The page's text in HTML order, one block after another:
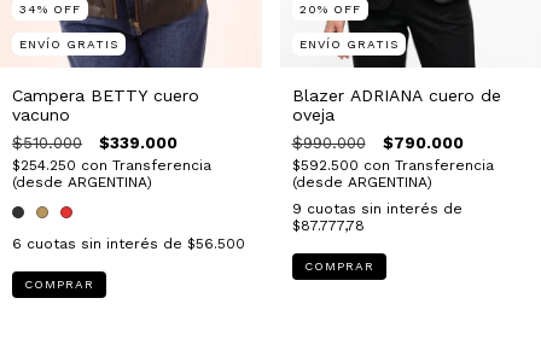
34% OFF
ENVÍO GRATIS
Campera BETTY cuero
vacuno
$510.000 $339.000
$254.250 con Transferencia
(desde ARGENTINA)
6 cuotas sin interés de $56.500
COMPRAR
20% OFF
ENVÍO GRATIS
Blazer ADRIANA cuero de
oveja
$990.000 $790.000
$592.500 con Transferencia
(desde ARGENTINA)
9 cuotas sin interés de
$87.777,78
COMPRAR